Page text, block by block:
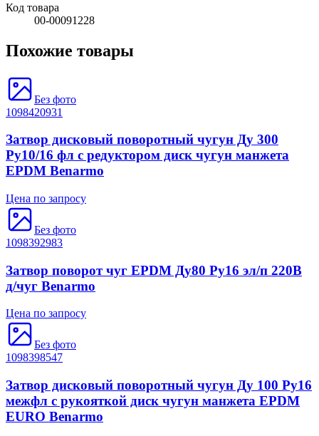
Код товара
00-00091228
Похожие товары
Без фото
1098420931
Затвор дисковый поворотный чугун Ду 300
Ру10/16 фл с редуктором диск чугун манжета
EPDM Benarmo
Цена по запросу
Без фото
1098392983
Затвор поворот чуг EPDM Ду80 Ру16 эл/п 220В
д/чуг Benarmo
Цена по запросу
Без фото
1098398547
Затвор дисковый поворотный чугун Ду 100 Ру16
межфл с рукояткой диск чугун манжета EPDM
EURO Benarmo